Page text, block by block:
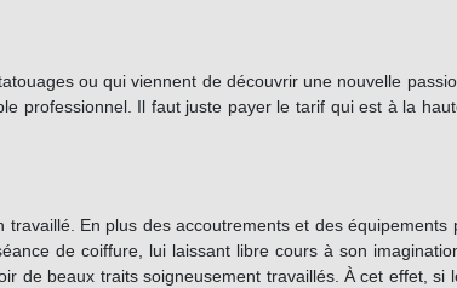
ou qui viennent de découvrir une nouvelle
professionnel. Il faut juste payer le tarif qui est à la
En plus des accoutrements et des équipements
de coiffure, lui laissant libre cours à son
de beaux traits soigneusement travaillés. À cet effet, si